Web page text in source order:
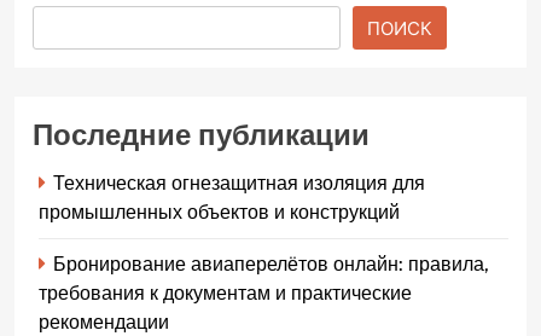
ПОИСК
Последние публикации
Техническая огнезащитная изоляция для
промышленных объектов и конструкций
Бронирование авиаперелётов онлайн: правила,
требования к документам и практические
рекомендации